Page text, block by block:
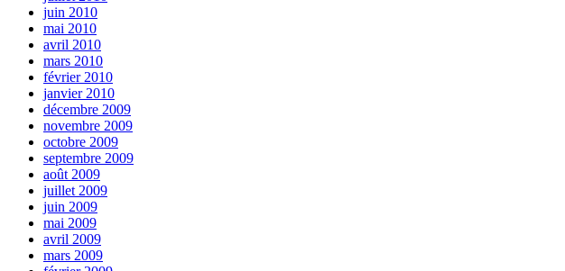
juin 2010
mai 2010
avril 2010
mars 2010
février 2010
janvier 2010
décembre 2009
novembre 2009
octobre 2009
septembre 2009
août 2009
juillet 2009
juin 2009
mai 2009
avril 2009
mars 2009